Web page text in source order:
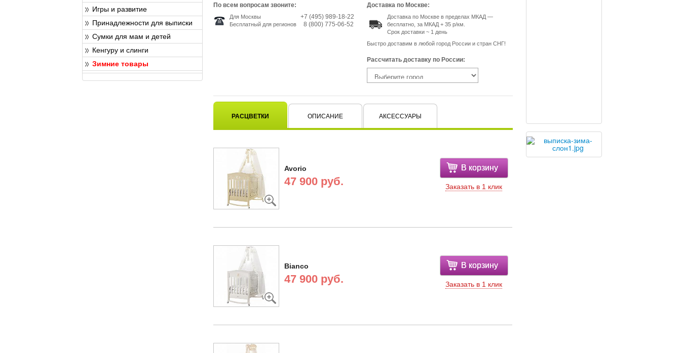
Игры и развитие
Принадлежности для выписки
Сумки для мам и детей
Кенгуру и слинги
Зимние товары
По всем вопросам звоните:
Для Москвы
Бесплатный для регионов
+7 (495) 989-18-22
8 (800) 775-06-52
Доставка по Москве:
Доставка по Москве в пределах МКАД —
бесплатно, за МКАД + 35 р/км.
Срок доставки ~ 1 день
Быстро доставим в любой город России и стран СНГ!
Рассчитать доставку по России:
РАСЦВЕТКИ ОПИСАНИЕ АКСЕССУАРЫ
Avorio
47 900 руб.
В корзину
Заказать в 1 клик
Bianco
47 900 руб.
В корзину
Заказать в 1 клик